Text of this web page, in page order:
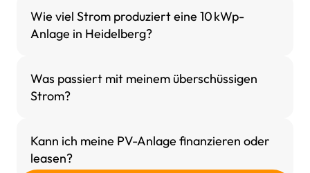
Wie viel Strom produziert eine 10 kWp-
Anlage in Heidelberg?
Was passiert mit meinem überschüssigen
Strom?
Kann ich meine PV-Anlage finanzieren oder
leasen?